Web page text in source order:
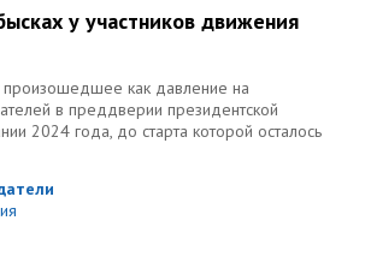
у участников движения
произошедшее как давление на
в преддверии президентской
2024 года, до старта которой осталось